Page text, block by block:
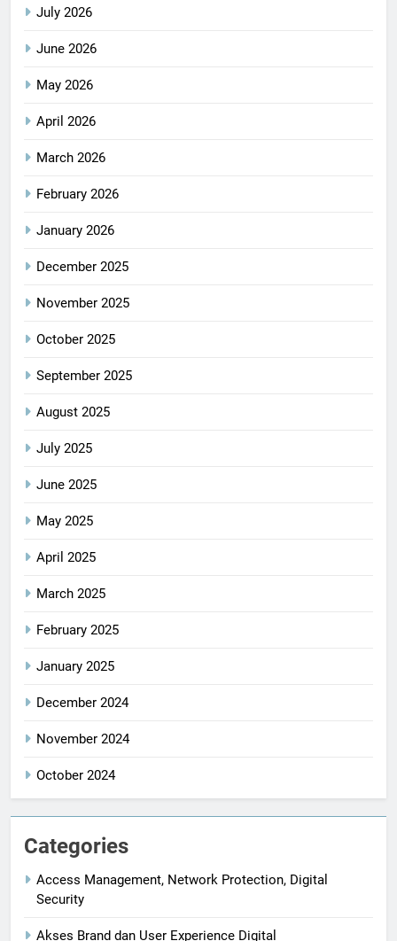
July 2026
June 2026
May 2026
April 2026
March 2026
February 2026
January 2026
December 2025
November 2025
October 2025
September 2025
August 2025
July 2025
June 2025
May 2025
April 2025
March 2025
February 2025
January 2025
December 2024
November 2024
October 2024
Categories
Access Management, Network Protection, Digital
Security
Akses Brand dan User Experience Digital